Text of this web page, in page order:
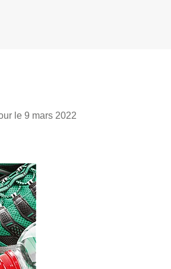
le 9 mars 2022